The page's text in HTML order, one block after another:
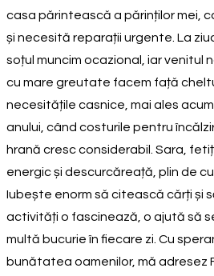
casa părintească a părinților mei,
și necesită reparații urgente. La
soțul muncim ocazional, iar venitul
cu mare greutate facem față
necesitățile casnice, mai ales
anului, când costurile pentru
hrană cresc considerabil. Sara,
energic și descurcăreață, plin de
Iubește enorm să citească cărți și
activități o fascinează, o ajută să
multă bucurie în fiecare zi. Cu
bunătatea oamenilor, mă adresez